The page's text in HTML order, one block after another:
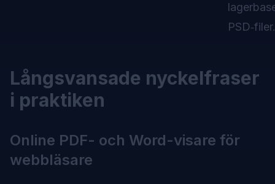
PSD‑filer.
Långsvansade nyckelfraser
i praktiken
Online PDF- och Word-visare för
webbläsare